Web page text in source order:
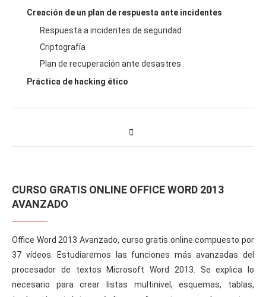
Creación de un plan de respuesta ante incidentes
Respuesta a incidentes de seguridad
Criptografía
Plan de recuperación ante desastres
Práctica de hacking ético
CURSO GRATIS ONLINE OFFICE WORD 2013
AVANZADO
Office Word 2013 Avanzado, curso gratis online compuesto por
37 vídeos. Estudiaremos las funciones más avanzadas del
procesador de textos Microsoft Word 2013. Se explica lo
necesario para crear listas multinivel, esquemas, tablas,